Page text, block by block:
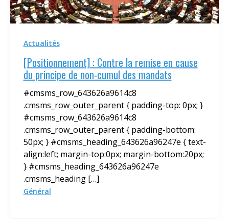
Actualités
[Positionnement] : Contre la remise en cause
du principe de non-cumul des mandats
#cmsms_row_643626a9614c8
.cmsms_row_outer_parent { padding-top: 0px; }
#cmsms_row_643626a9614c8
.cmsms_row_outer_parent { padding-bottom:
50px; } #cmsms_heading_643626a96247e { text-
align:left; margin-top:0px; margin-bottom:20px;
} #cmsms_heading_643626a96247e
.cmsms_heading […]
Général